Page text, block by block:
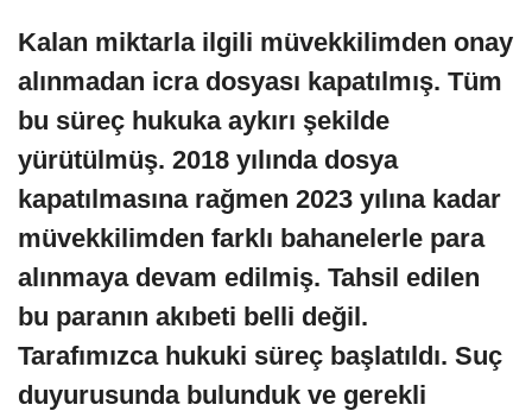
Kalan miktarla ilgili müvekkilimden onay
alınmadan icra dosyası kapatılmış. Tüm
bu süreç hukuka aykırı şekilde
yürütülmüş. 2018 yılında dosya
kapatılmasına rağmen 2023 yılına kadar
müvekkilimden farklı bahanelerle para
alınmaya devam edilmiş. Tahsil edilen
bu paranın akıbeti belli değil.
Tarafımızca hukuki süreç başlatıldı. Suç
duyurusunda bulunduk ve gerekli